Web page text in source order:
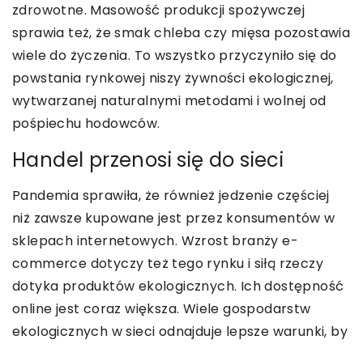
zdrowotne. Masowość produkcji spożywczej
sprawia też, że smak chleba czy mięsa pozostawia
wiele do życzenia. To wszystko przyczyniło się do
powstania rynkowej niszy żywności ekologicznej,
wytwarzanej naturalnymi metodami i wolnej od
pośpiechu hodowców.
Handel przenosi się do sieci
Pandemia sprawiła, że również jedzenie częściej
niż zawsze kupowane jest przez konsumentów w
sklepach internetowych. Wzrost branży e-
commerce dotyczy też tego rynku i siłą rzeczy
dotyka produktów ekologicznych. Ich dostępność
online jest coraz większa. Wiele gospodarstw
ekologicznych w sieci odnajduje lepsze warunki, by